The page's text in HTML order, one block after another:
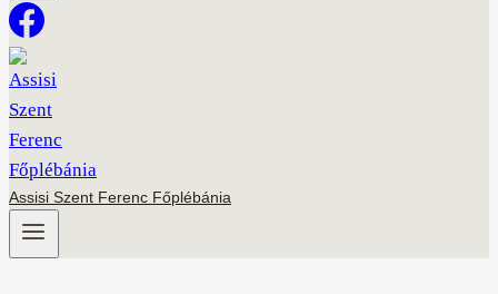
Assisi Szent Ferenc Főplébánia